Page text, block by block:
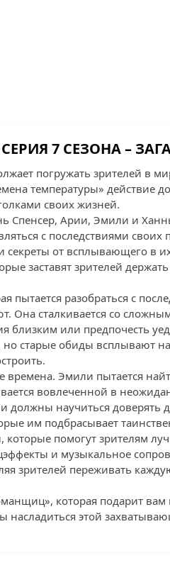
7 СЕЗОНА –
погружать зрителей в
температуры» действие
своих жизней.
Спенсер, Арии, Эмили и
с последствиями
секреты от всплывающего в
заставят зрителей
пытается разобраться с
Она сталкивается со
близким или предпочесть
старые обиды всплывают
Эмили пытается
вовлеченной в
должны научиться доверять
им подбрасывает
помогут зрителям
и музыкальное
зрителей переживать
которая подарит
насладиться этой